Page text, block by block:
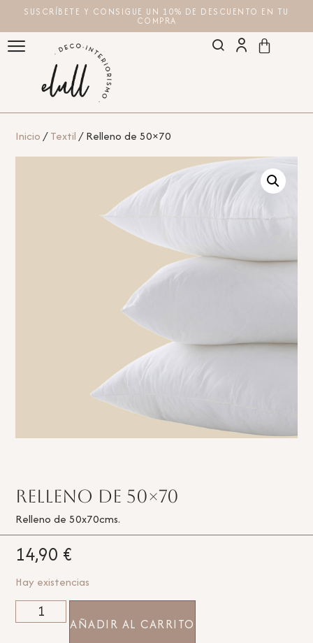
SUSCRÍBETE Y CONSIGUE UN 10% DE DESCUENTO EN TU
COMPRA
Inicio/Textil/ Relleno de 50×70
Relleno de 50×70
Relleno de 50x70cms.
14,90 €
Hay existencias
AÑADIR AL CARRITO